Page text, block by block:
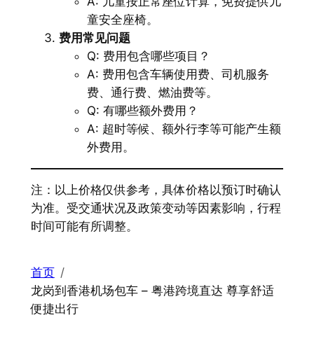
童安全座椅。
费用常见问题
Q: 费用包含哪些项目？
A: 费用包含车辆使用费、司机服务
费、通行费、燃油费等。
Q: 有哪些额外费用？
A: 超时等候、额外行李等可能产生额
外费用。
注：以上价格仅供参考，具体价格以预订时确认
为准。受交通状况及政策变动等因素影响，行程
时间可能有所调整。
首页
龙岗到香港机场包车 – 粤港跨境直达 尊享舒适
便捷出行